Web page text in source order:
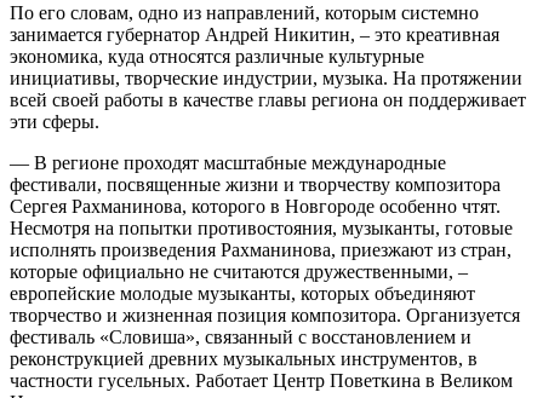
По его словам, одно из направлений, которым системно
занимается губернатор Андрей Никитин, – это креативная
экономика, куда относятся различные культурные
инициативы, творческие индустрии, музыка. На протяжении
всей своей работы в качестве главы региона он поддерживает
эти сферы.
— В регионе проходят масштабные международные
фестивали, посвященные жизни и творчеству композитора
Сергея Рахманинова, которого в Новгороде особенно чтят.
Несмотря на попытки противостояния, музыканты, готовые
исполнять произведения Рахманинова, приезжают из стран,
которые официально не считаются дружественными, –
европейские молодые музыканты, которых объединяют
творчество и жизненная позиция композитора. Организуется
фестиваль «Словиша», связанный с восстановлением и
реконструкцией древних музыкальных инструментов, в
частности гусельных. Работает Центр Поветкина в Великом